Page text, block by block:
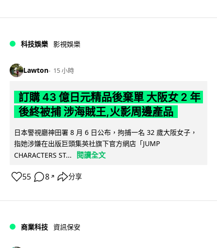
科技娛樂 影視娛樂
Lawton 15 小時
訂購 43 億日元精品後棄單 大阪女 2 年
後終被捕 涉海賊王,火影周邊產品
日本警視廳神田署 8 月 6 日公布，拘捕一名 32 歲大阪女子，
指她涉嫌在出版巨頭集英社旗下官方網店「JUMP
CHARACTERS ST...
閱讀全文
55 8 ↗ 分享
商業科技 資訊保安